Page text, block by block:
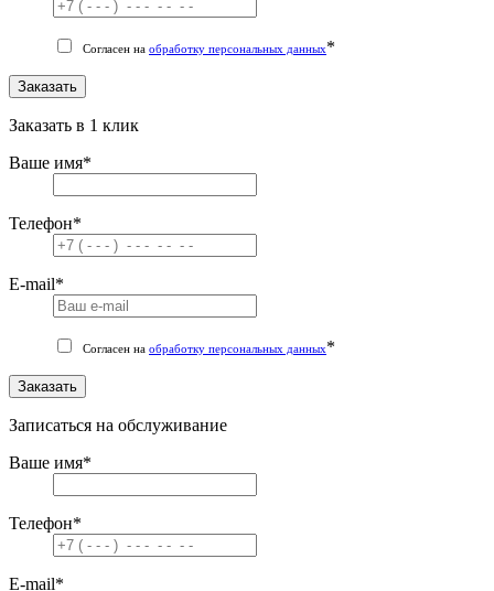
Согласен на обработку персональных данных*
Заказать
Заказать в 1 клик
Ваше имя*
Телефон*
E-mail*
Согласен на обработку персональных данных*
Заказать
Записаться на обслуживание
Ваше имя*
Телефон*
E-mail*